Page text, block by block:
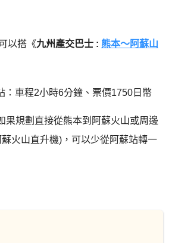
以搭《九州產交巴士 : 熊本～阿蘇山
：車程2小時6分鐘、票價1750日幣
果規劃直接從熊本到阿蘇火山或周邊
火山直升機)，可以少從阿蘇站轉一